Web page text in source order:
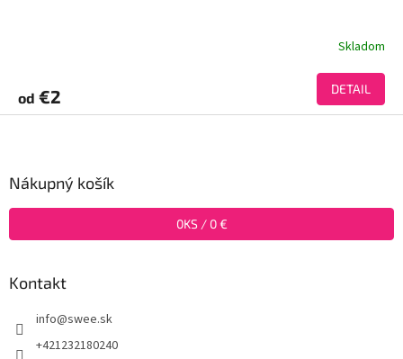
Skladom
od €2 DETAIL
Nákupný košík
0KS / 0 €
Kontakt
info@swee.sk
+421232180240